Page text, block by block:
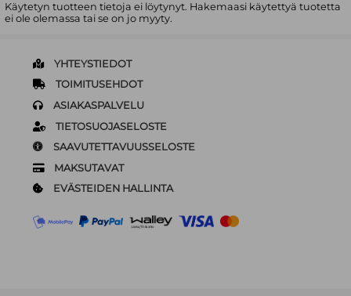
Käytetyn tuotteen tietoja ei löytynyt. Hakemaasi käytettyä tuotetta
ei ole olemassa tai se on jo myyty.
YHTEYSTIEDOT
TOIMITUSEHDOT
ASIAKASPALVELU
TIETOSUOJASELOSTE
SAAVUTETTAVUUSSELOSTE
MAKSUTAVAT
EVÄSTEIDEN HALLINTA